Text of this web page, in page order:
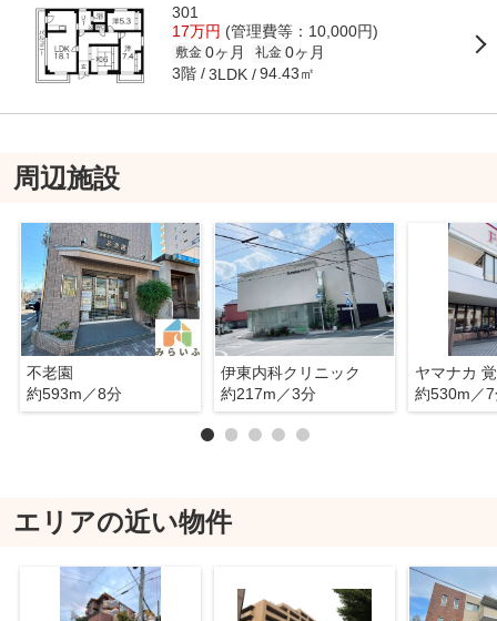
301
17万円 (管理費等：10,000円)
敷金 0ヶ月 礼金 0ヶ月
3階 3LDK 94.43㎡
周辺施設
不老園
約593m／8分
伊東内科クリニック
約217m／3分
約530m／
エリアの近い物件